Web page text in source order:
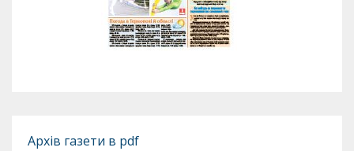
Архів газети в pdf